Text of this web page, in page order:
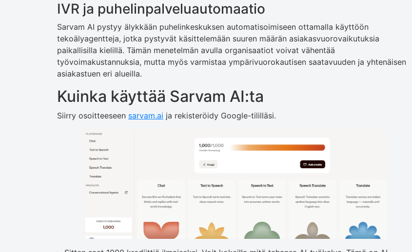
IVR ja puhelinpalveluautomaatio
Sarvam AI pystyy älykkään puhelinkeskuksen automatisoimiseen ottamalla käyttöön
tekoälyagentteja, jotka pystyvät käsittelemään suuren määrän asiakasvuorovaikutuksia
paikallisilla kielillä. Tämän menetelmän avulla organisaatiot voivat vähentää
työvoimakustannuksia, mutta myös varmistaa ympärivuorokautisen saatavuuden ja yhtenäisen
asiakastuen eri alueilla.
Kuinka käyttää Sarvam AI:ta
Siirry osoitteeseen sarvam.ai ja rekisteröidy Google-tililläsi.